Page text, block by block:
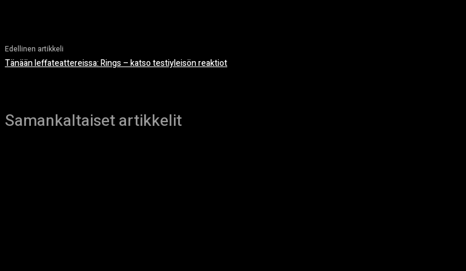
Edellinen artikkeli
Tänään leffateattereissa: Rings – katso testiyleisön reaktiot
Samankaltaiset artikkelit